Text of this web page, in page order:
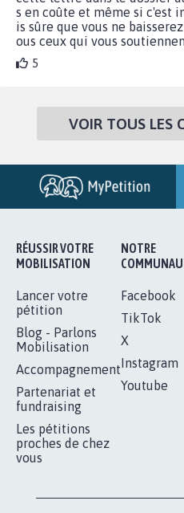
s en coûte et même si c'est
is sûre que vous ne
ous ceux qui vous
5
VOIR TOUS LES
RÉUSSIR VOTRE
MOBILISATION
Lancer votre
pétition
Blog - Parlons
Mobilisation
Accompagnement
Partenariat et
fundraising
Les pétitions
proches de chez
vous
NOTRE
Facebook
TikTok
X
Instagram
Youtube